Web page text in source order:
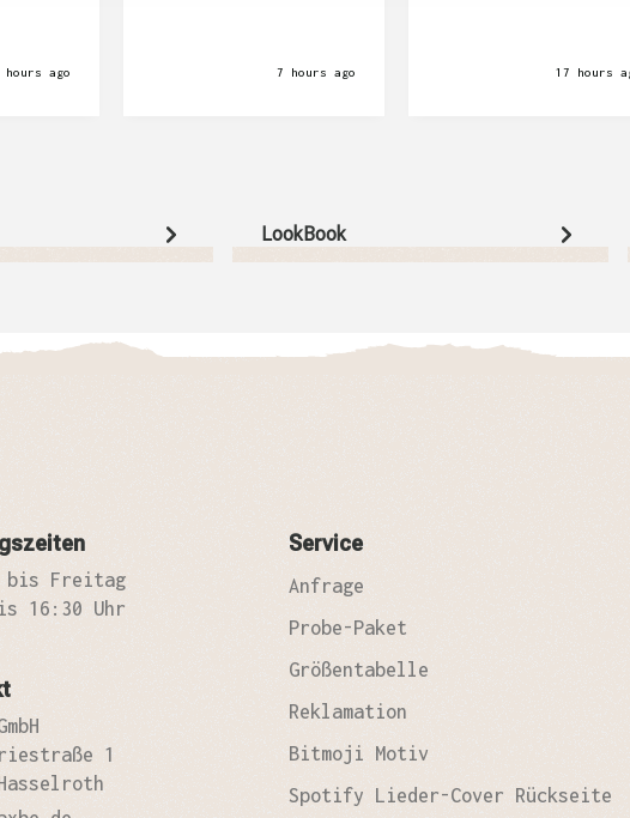
hours ago 7 hours ago 17 hours
LookBook
bis Freitag
16:30 Uhr
1
Service
Anfrage
Probe-Paket
Größentabelle
Reklamation
Bitmoji Motiv
Spotify Lieder-Cover Rückseite